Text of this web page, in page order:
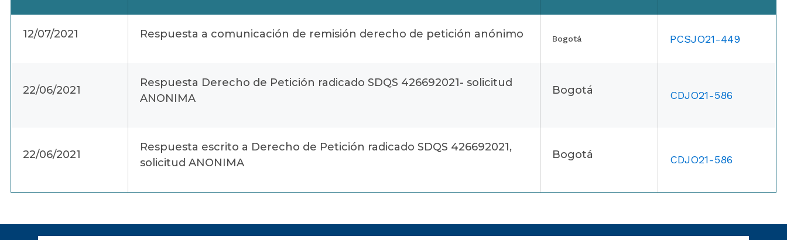
12/07/2021 Respuesta a comunicación de remisión derecho de petición anónimo Bogotá PCSJO21-449
22/06/2021
Respuesta Derecho de Petición radicado SDQS 426692021- solicitud
ANONIMA
Bogotá CDJO21-586
22/06/2021
Respuesta escrito a Derecho de Petición radicado SDQS 426692021,
solicitud ANONIMA
Bogotá CDJO21-586